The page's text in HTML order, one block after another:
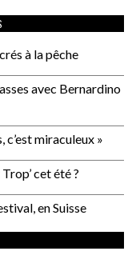
à la pêche
avec Bernardino
c’est miraculeux »
cet été ?
en Suisse